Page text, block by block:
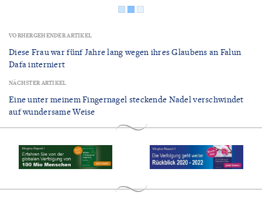
VORHERGEHENDER ARTIKEL
Diese Frau war fünf Jahre lang wegen ihres Glaubens an Falun
Dafa interniert
NÄCHSTER ARTIKEL
Eine unter meinem Fingernagel steckende Nadel verschwindet
auf wundersame Weise